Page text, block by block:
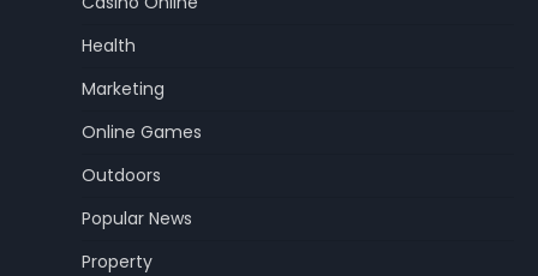
Health
Marketing
Online Games
Outdoors
Popular News
Property